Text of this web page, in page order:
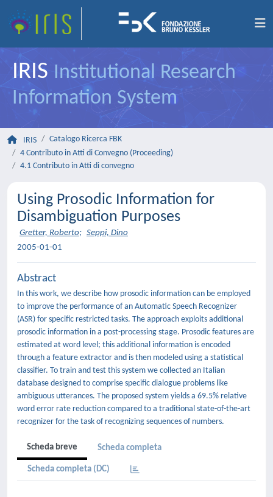
IRIS Institutional Research
Information System
IRIS
Catalogo Ricerca FBK
4 Contributo in Atti di Convegno (Proceeding)
4.1 Contributo in Atti di convegno
Using Prosodic Information for
Disambiguation Purposes
Gretter, Roberto; Seppi, Dino
2005-01-01
Abstract
In this work, we describe how prosodic information can be employed
to improve the performance of an Automatic Speech Recognizer
(ASR) for specific restricted tasks. The approach exploits additional
prosodic information in a post-processing stage. Prosodic features are
estimated at word level; this additional information is encoded
through a feature extractor and is then modeled using a statistical
classifier. To train and test this system we collected an Italian
database designed to comprise specific dialogue problems like
ambiguous utterances. The proposed system yields a 69.5% relative
word error rate reduction compared to a traditional state-of-the-art
recognizer for the task of recognizing sequences of numbers.
Scheda breve Scheda completa
Scheda completa (DC)